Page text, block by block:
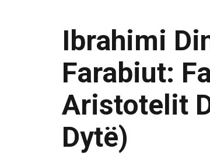
Ibrahimi
Farabiut:
Aristotelit
Dytë)